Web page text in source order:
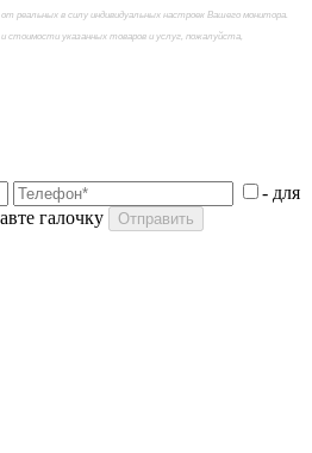
реальных в силу индивидуальных настроек Вашего монитора.
стоимости указанных товаров и услуг, пожалуйста,
- для
галочку